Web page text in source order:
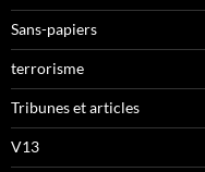
Sans-papiers
terrorisme
Tribunes et articles
V13